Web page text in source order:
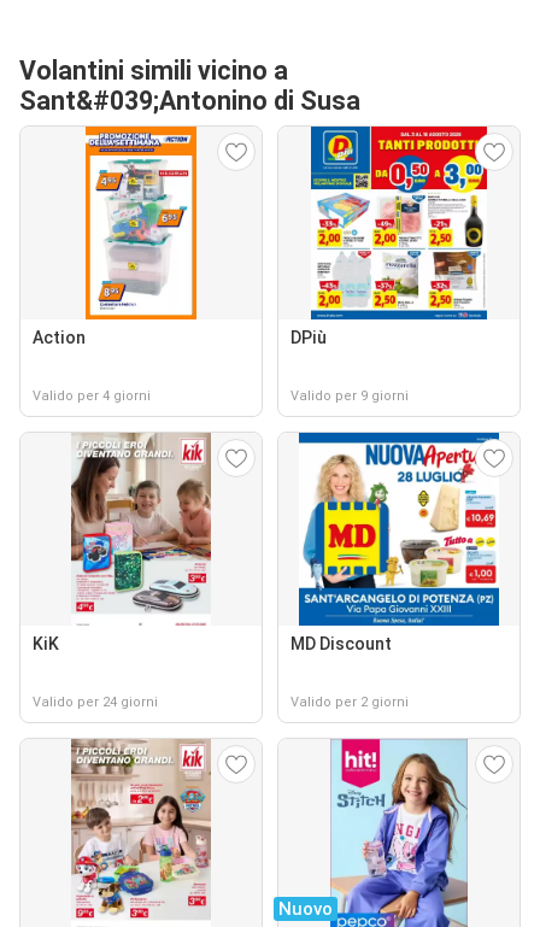
Volantini simili vicino a
Sant&#039;Antonino di Susa
Action
Valido per 4 giorni
DPiù
Valido per 9 giorni
KiK
Valido per 24 giorni
MD Discount
Valido per 2 giorni
Nuovo